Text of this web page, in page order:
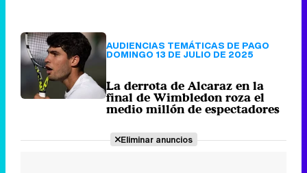
Eliminar anuncios